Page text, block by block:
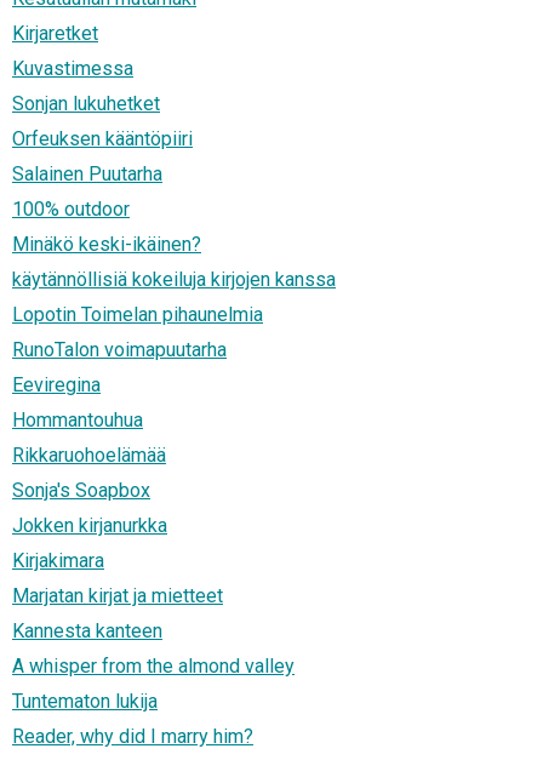
Kirjaretket
Kuvastimessa
Sonjan lukuhetket
Orfeuksen kääntöpiiri
Salainen Puutarha
100% outdoor
Minäkö keski-ikäinen?
käytännöllisiä kokeiluja kirjojen kanssa
Lopotin Toimelan pihaunelmia
RunoTalon voimapuutarha
Eeviregina
Hommantouhua
Rikkaruohoelämää
Sonja's Soapbox
Jokken kirjanurkka
Kirjakimara
Marjatan kirjat ja mietteet
Kannesta kanteen
A whisper from the almond valley
Tuntematon lukija
Reader, why did I marry him?